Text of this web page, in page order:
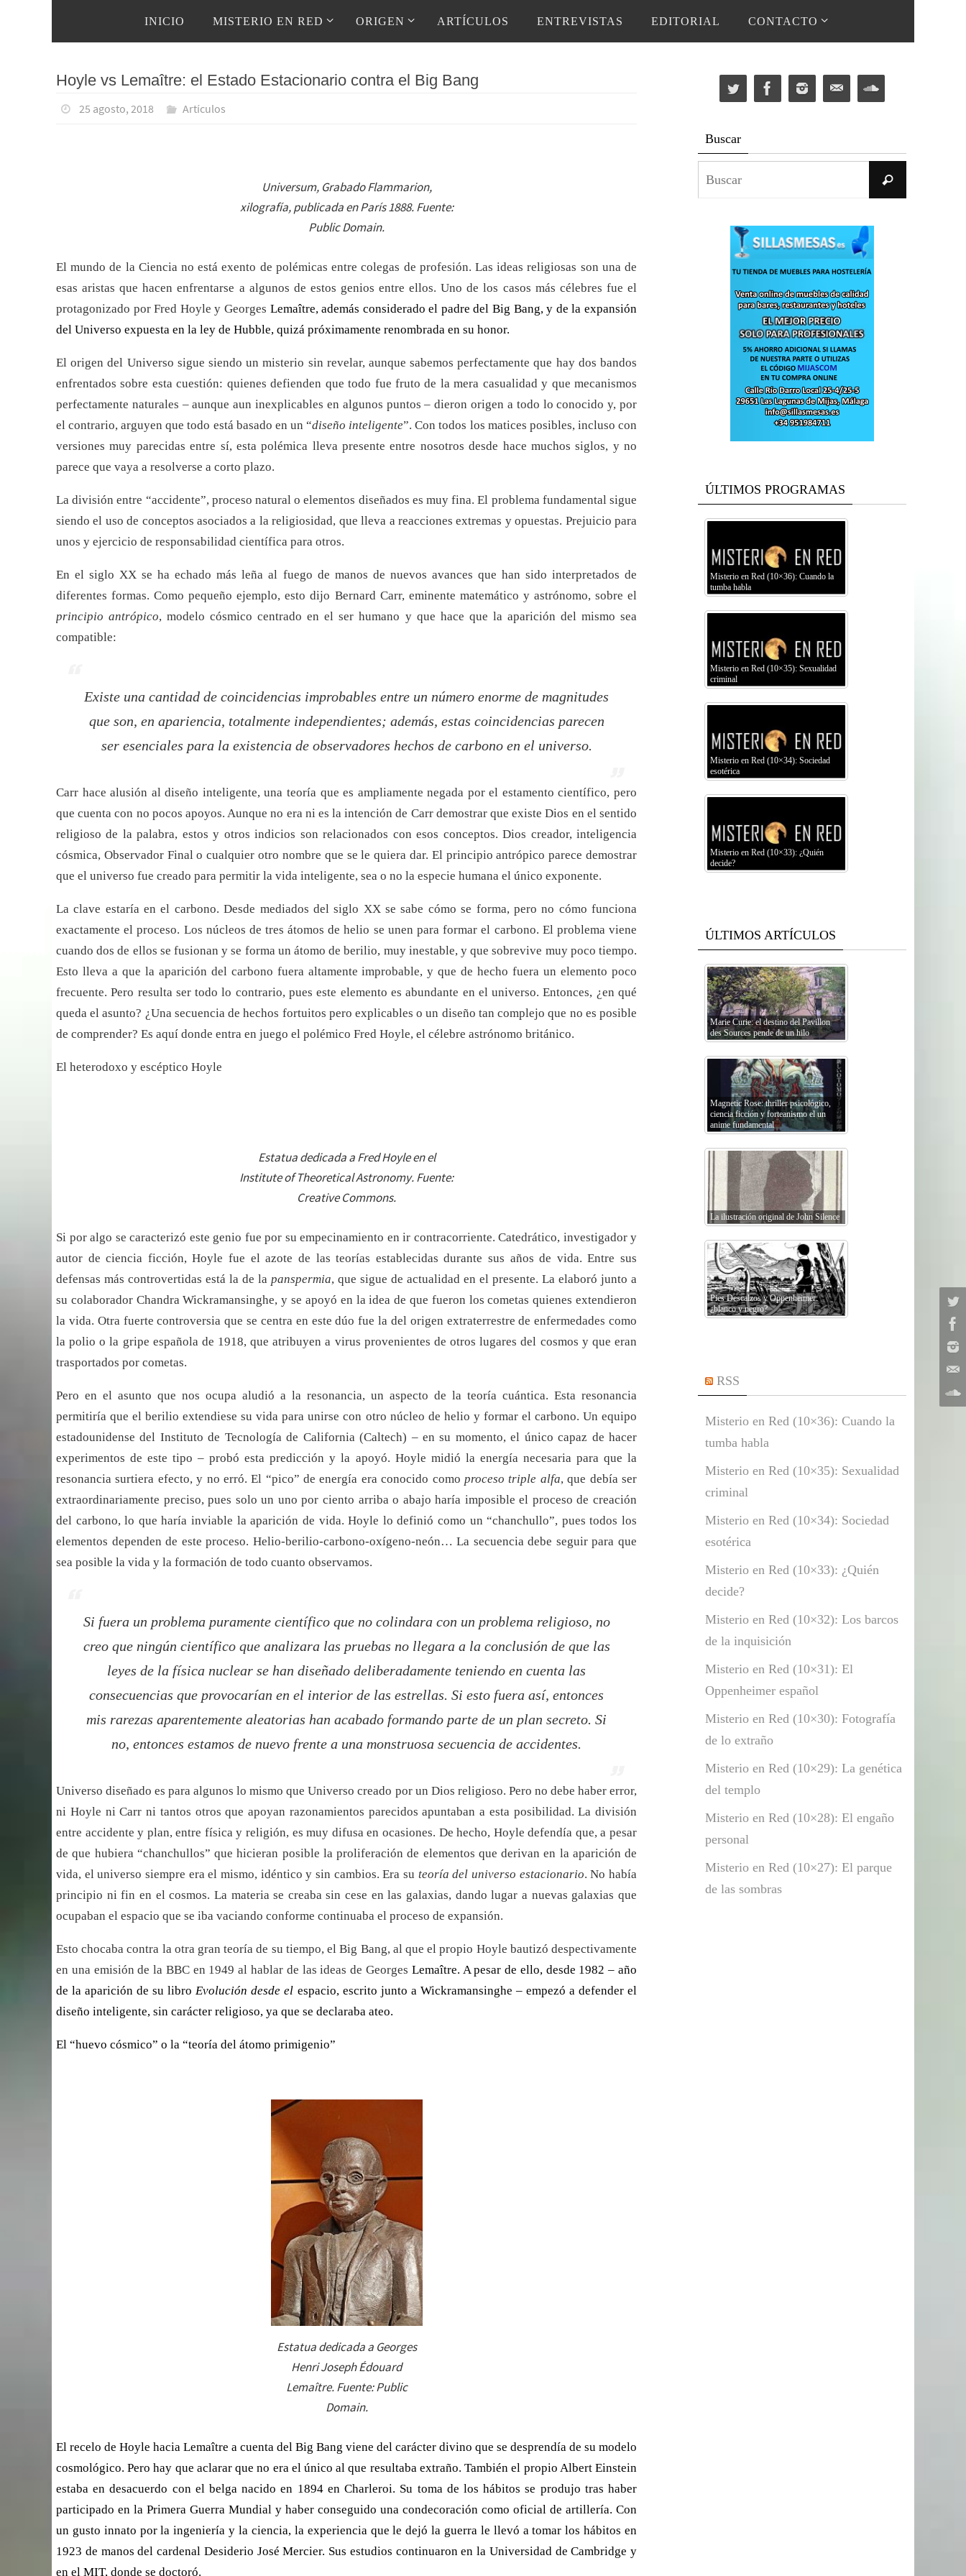
contenido
INICIO MISTERIO EN RED ORIGEN ARTÍCULOS ENTREVISTAS EDITORIAL CONTACTO
Hoyle vs Lemaître: el Estado Estacionario contra el Big Bang
25 agosto, 2018 Artículos
Universum, Grabado Flammarion,
xilografía, publicada en París 1888. Fuente:
Public Domain.
El mundo de la Ciencia no está exento de polémicas entre colegas de profesión. Las ideas religiosas son una de
esas aristas que hacen enfrentarse a algunos de estos genios entre ellos. Uno de los casos más célebres fue el
protagonizado por Fred Hoyle y Georges Lemaître,además considerado el padre del Big Bang,y de la expansión
del Universo expuesta en la ley de Hubble, quizá próximamente renombrada en su honor.
El origen del Universo sigue siendo un misterio sin revelar, aunque sabemos perfectamente que hay dos bandos
enfrentados sobre esta cuestión: quienes defienden que todo fue fruto de la mera casualidad y que mecanismos
perfectamente naturales – aunque aun inexplicables en algunos puntos – dieron origen a todo lo conocido y, por
el contrario, arguyen que todo está basado en un “diseño inteligente”. Con todos los matices posibles, incluso con
versiones muy parecidas entre sí, esta polémica lleva presente entre nosotros desde hace muchos siglos, y no
parece que vaya a resolverse a corto plazo.
La división entre “accidente”, proceso natural o elementos diseñados es muy fina. El problema fundamental sigue
siendo el uso de conceptos asociados a la religiosidad, que lleva a reacciones extremas y opuestas. Prejuicio para
unos y ejercicio de responsabilidad científica para otros.
En el siglo XX se ha echado más leña al fuego de manos de nuevos avances que han sido interpretados de
diferentes formas. Como pequeño ejemplo, esto dijo Bernard Carr, eminente matemático y astrónomo, sobre el
principioantrópico, modelo cósmico centrado en el ser humano y que hace que la aparición del mismo sea
compatible:
Existe una cantidad de coincidencias improbables entre un número enorme de magnitudes
que son, en apariencia, totalmente independientes; además, estas coincidencias parecen
ser esenciales para la existencia de observadores hechos de carbono en el universo.
Carr hace alusión al diseño inteligente, una teoría que es ampliamente negada por el estamento científico, pero
que cuenta con no pocos apoyos. Aunque no era ni es la intención de Carr demostrar que existe Dios en el sentido
religioso de la palabra, estos y otros indicios son relacionados con esos conceptos. Dios creador, inteligencia
cósmica, Observador Final o cualquier otro nombre que se le quiera dar. El principio antrópico parece demostrar
que el universo fue creado para permitir la vida inteligente, sea o no la especie humana el único exponente.
La clave estaría en el carbono. Desde mediados del siglo XX se sabe cómo se forma, pero no cómo funciona
exactamente el proceso. Los núcleos de tres átomos de helio se unen para formar el carbono. El problema viene
cuando dos de ellos se fusionan y se forma un átomo de berilio, muy inestable, y que sobrevive muy poco tiempo.
Esto lleva a que la aparición del carbono fuera altamente improbable, y que de hecho fuera un elemento poco
frecuente. Pero resulta ser todo lo contrario, pues este elemento es abundante en el universo. Entonces, ¿en qué
queda el asunto? ¿Una secuencia de hechos fortuitos pero explicables o un diseño tan complejo que no es posible
de comprender? Es aquí donde entra en juego el polémico Fred Hoyle, el célebre astrónomo británico.
El heterodoxo y escéptico Hoyle
Estatua dedicada a Fred Hoyle en el
Institute of Theoretical Astronomy. Fuente:
Creative Commons.
Si por algo se caracterizó este genio fue por su empecinamiento en ir contracorriente. Catedrático, investigador y
autor de ciencia ficción, Hoyle fue el azote de las teorías establecidas durante sus años de vida. Entre sus
defensas más controvertidas está la de la panspermia, que sigue de actualidad en el presente. La elaboró junto a
su colaborador Chandra Wickramansinghe, y se apoyó en la idea de que fueron los cometas quienes extendieron
la vida. Otra fuerte controversia que se centra en este dúo fue la del origen extraterrestre de enfermedades como
la polio o la gripe española de 1918, que atribuyen a virus provenientes de otros lugares del cosmos y que eran
trasportados por cometas.
Pero en el asunto que nos ocupa aludió a la resonancia, un aspecto de la teoría cuántica. Esta resonancia
permitiría que el berilio extendiese su vida para unirse con otro núcleo de helio y formar el carbono. Un equipo
estadounidense del Instituto de Tecnología de California (Caltech) – en su momento, el único capaz de hacer
experimentos de este tipo – probó esta predicción y la apoyó. Hoyle midió la energía necesaria para que la
resonancia surtiera efecto, y no erró. El “pico” de energía era conocido comoproceso triple alfa, que debía ser
extraordinariamente preciso, pues solo un uno por ciento arriba o abajo haría imposible el proceso de creación
del carbono, lo que haría inviable la aparición de vida. Hoyle lo definió como un “chanchullo”, pues todos los
elementos dependen de este proceso. Helio-berilio-carbono-oxígeno-neón… La secuencia debe seguir para que
sea posible la vida y la formación de todo cuanto observamos.
Si fuera un problema puramente científico que no colindara con un problema religioso, no
creo que ningún científico que analizara las pruebas no llegara a la conclusión de que las
leyes de la física nuclear se han diseñado deliberadamente teniendo en cuenta las
consecuencias que provocarían en el interior de las estrellas. Si esto fuera así, entonces
mis rarezas aparentemente aleatorias han acabado formando parte de un plan secreto. Si
no, entonces estamos de nuevo frente a una monstruosa secuencia de accidentes.
Universo diseñado es para algunos lo mismo que Universo creado por un Dios religioso. Pero no debe haber error,
ni Hoyle ni Carr ni tantos otros que apoyan razonamientos parecidos apuntaban a esta posibilidad. La división
entre accidente y plan, entre física y religión, es muy difusa en ocasiones. De hecho, Hoyle defendía que, a pesar
de que hubiera “chanchullos” que hicieran posible la proliferación de elementos que derivan en la aparición de
vida, el universo siempre era el mismo, idéntico y sin cambios. Era su teoría del universo estacionario. No había
principio ni fin en el cosmos. La materia se creaba sin cese en las galaxias, dando lugar a nuevas galaxias que
ocupaban el espacio que se iba vaciando conforme continuaba el proceso de expansión.
Esto chocaba contra la otra gran teoría de su tiempo, el Big Bang, al que el propio Hoyle bautizó despectivamente
en una emisión de la BBC en 1949 al hablar de las ideas de Georges Lemaître. A pesar de ello, desde 1982 – año
de la aparición de su libroEvolución desde el espacio, escrito junto a Wickramansinghe – empezó a defender el
diseño inteligente, sin carácter religioso, ya que se declaraba ateo.
El “huevo cósmico” o la “teoría del átomo primigenio”
Estatua dedicada a Georges
Henri Joseph Édouard
Lemaître. Fuente: Public
Domain.
El recelo de Hoyle hacia Lemaître a cuenta del Big Bang viene del carácter divino que se desprendía de su modelo
cosmológico. Pero hay que aclarar que no era el único al que resultaba extraño. También el propio Albert Einstein
estaba en desacuerdo con el belga nacido en 1894 en Charleroi. Su toma de los hábitos se produjo tras haber
participado en la Primera Guerra Mundial y haber conseguido una condecoración como oficial de artillería. Con
un gusto innato por la ingeniería y la ciencia, la experiencia que le dejó la guerra le llevó a tomar los hábitos en
1923 de manos del cardenal Desiderio José Mercier. Sus estudios continuaron en la Universidad de Cambridge y
en el MIT, donde se doctoró.
Buscar
Buscar
ÚLTIMOS PROGRAMAS
Misterio en Red (10×36): Cuando la
tumba habla
Misterio en Red (10×35): Sexualidad
criminal
Misterio en Red (10×34): Sociedad
esotérica
Misterio en Red (10×33): ¿Quién
decide?
ÚLTIMOS ARTÍCULOS
Marie Curie: el destino del Pavillon
des Sources pende de un hilo
Magnetic Rose: thriller psicológico,
ciencia ficción y forteanismo el un
anime fundamental
La ilustración original de John Silence
Pies Descalzos y Oppenheimer:
¿blanco y negro?
RSS
Misterio en Red (10×36): Cuando la
tumba habla
Misterio en Red (10×35): Sexualidad
criminal
Misterio en Red (10×34): Sociedad
esotérica
Misterio en Red (10×33): ¿Quién
decide?
Misterio en Red (10×32): Los barcos
de la inquisición
Misterio en Red (10×31): El
Oppenheimer español
Misterio en Red (10×30): Fotografía
de lo extraño
Misterio en Red (10×29): La genética
del templo
Misterio en Red (10×28): El engaño
personal
Misterio en Red (10×27): El parque
de las sombras